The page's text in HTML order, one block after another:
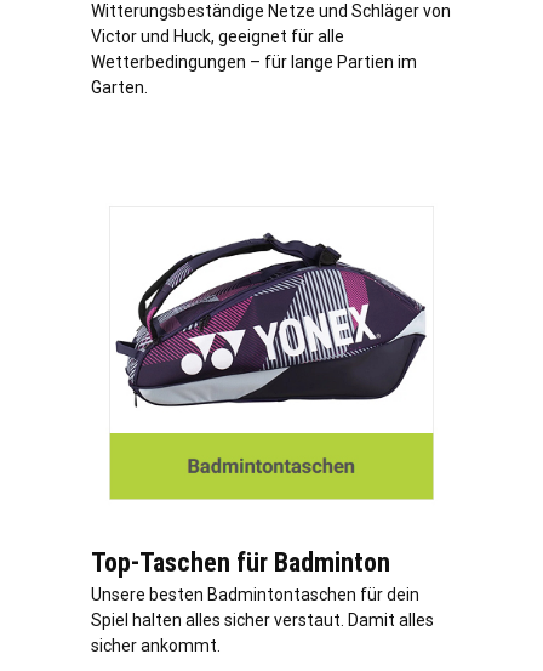
Witterungsbeständige Netze und Schläger von
Victor und Huck, geeignet für alle
Wetterbedingungen – für lange Partien im
Garten.
Top-Taschen für Badminton
Unsere besten Badmintontaschen für dein
Spiel halten alles sicher verstaut. Damit alles
sicher ankommt.